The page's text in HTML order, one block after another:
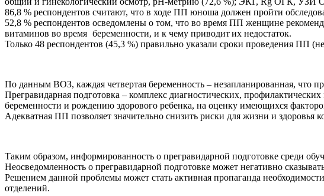
86,8 % респондентов считают, что в ходе ПП юноша должен пройти
52,8 % респондентов осведомлены о том, что во время ПП женщине
витаминов во время беременности, и к чему приводит их недостаток.
Только 48 респондентов (45,3 %) правильно указали сроки проведения ПП
По данным ВОЗ, каждая четвертая беременность – незапланированная, что
Прегравидарная подготовка – комплекс диагностических,
беременности и рождению здорового ребенка, на оценку имеющихся
Адекватная ПП позволяет значительно снизить риски для жизни и здоровья
Таким образом, информированность о прегравидарной подготовке среди
Неосведомленность о прегравидарной подготовке может негативно
Решением данной проблемы может стать активная пропаганда
отделений.